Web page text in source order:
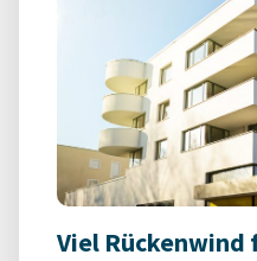
Viel Rückenwind